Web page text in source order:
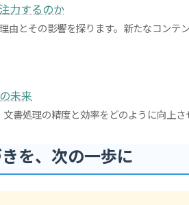
力するのか
由とその影響を探ります。新たなコンテ
未来
書処理の精度と効率をどのように向上
を、次の一歩に